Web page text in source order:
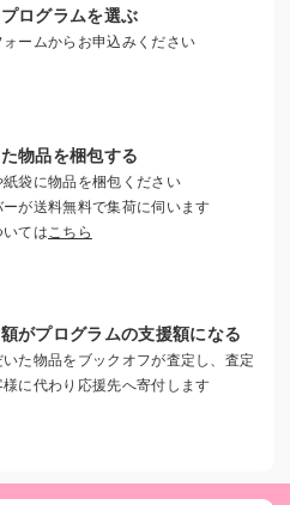
多額の費用が発生すること
も幸せをつかめますよう
は、避妊・去勢手術他、最低
それ以外はCACIの活動資金
ログラムを選ぶ
ームからお申込みください
物品を梱包する
袋に物品を梱包ください
が送料無料で集荷に伺います
ては こちら
がプログラムの支援額になる
た物品をブックオフが査定し、査定
に代わり応援先へ寄付します